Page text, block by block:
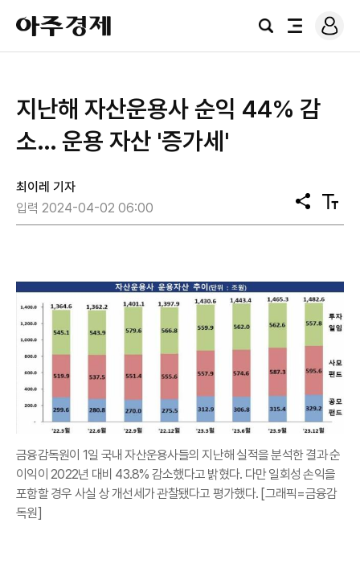
아
주
경
검
전
로
그
지난해 자산운용사 순익 44% 감
소… 운용 자산 '증가세'
최이레 기자
입력 2024-04-02 06:00
공
유
텍
스
금융감독원이 1일 국내 자산운용사들의 지난해 실적을 분석한 결과 순
이익이 2022년 대비 43.8% 감소했다고 밝혔다. 다만 일회성 손익을
포함할 경우 사실 상 개선세가 관찰됐다고 평가했다. [그래픽=금융감
독원]